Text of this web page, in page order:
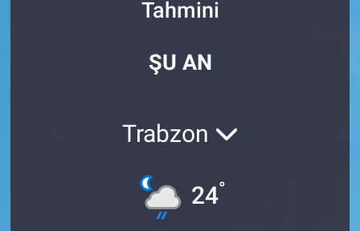
Tahmini
ŞU AN
Trabzon
24°